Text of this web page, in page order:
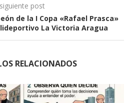
siguiente post
de la I Copa «Rafael Prasca»
La Victoria Aragua
RELACIONADOS